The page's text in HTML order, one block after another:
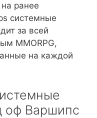
ранее
системные
за всей
MMORPG,
на каждой
оф Варшипс